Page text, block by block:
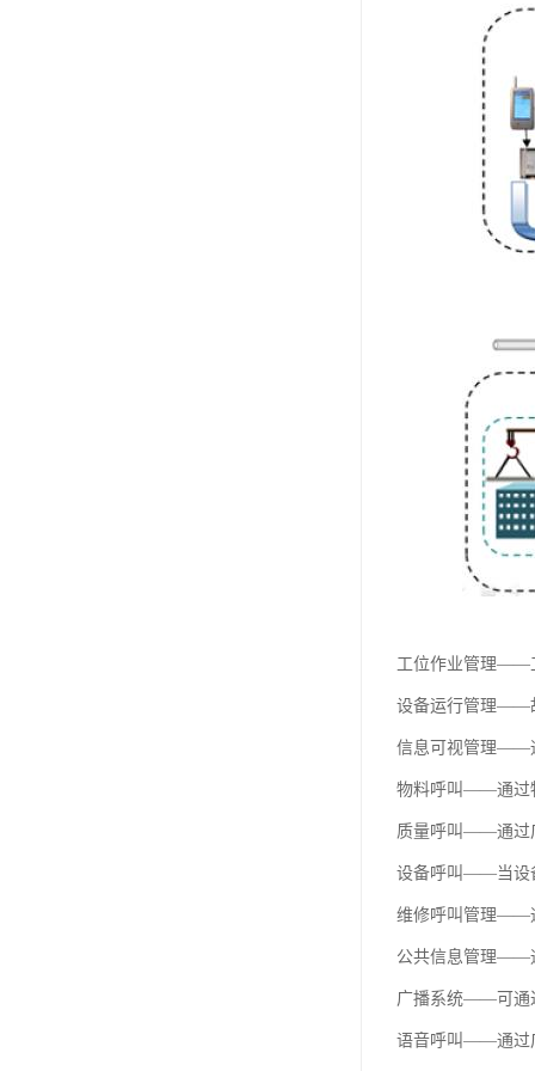
工位作业管理——
设备运行管理——
信息可视管理——
物料呼叫——通过
质量呼叫——通过
设备呼叫——当设
维修呼叫管理——
公共信息管理——
广播系统——可通
语音呼叫——通过